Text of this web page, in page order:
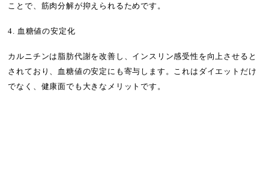
ことで、筋肉分解が抑えられるためです。
4. 血糖値の安定化
カルニチンは脂肪代謝を改善し、インスリン感受性を向上させると
されており、血糖値の安定にも寄与します。これはダイエットだけ
でなく、健康面でも大きなメリットです。